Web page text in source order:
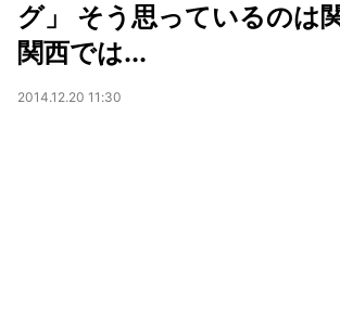
グ」 そう思っているのは
関西では...
2014.12.20 11:30